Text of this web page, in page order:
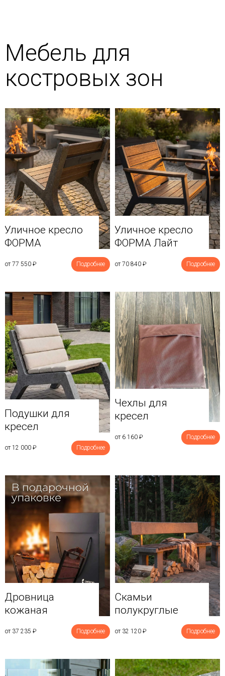
Мебель для
костровых зон
Уличное кресло
ФОРМА
от 77 550 ₽ Подробнее
Уличное кресло
ФОРМА Лайт
от 70 840 ₽ Подробнее
Подушки для
кресел
от 12 000 ₽ Подробнее
Чехлы для
кресел
от 6 160 ₽ Подробнее
Дровница
кожаная
от 37 235 ₽ Подробнее
Скамьи
полукруглые
от 32 120 ₽ Подробнее